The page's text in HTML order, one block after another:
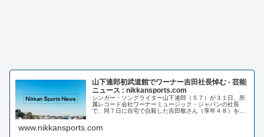
山下達郎初武道館でワーナー吉田社長悼む - 芸能
ニュース : nikkansports.com
シンガー・ソングライター山下達郎（５７）が３１日、所
属レコード会社ワーナーミュージック・ジャパンの社長
で、同７日に自宅で自殺した吉田敬さん（享年４８）を悼
www.nikkansports.com